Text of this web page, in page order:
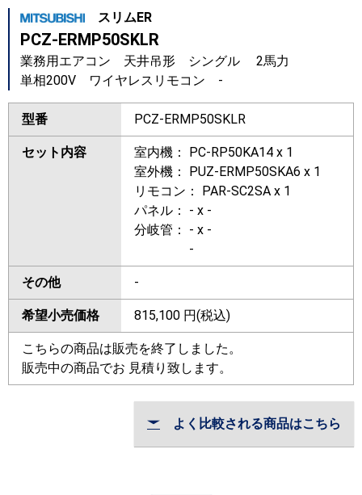
スリムER
PCZ-ERMP50SKLR
業務用エアコン 天井吊形 シングル 2馬力
単相200V ワイヤレスリモコン -
型番 PCZ-ERMP50SKLR
セット内容
室内機： PC-RP50KA14 x 1
室外機： PUZ-ERMP50SKA6 x 1
リモコン： PAR-SC2SA x 1
パネル： - x -
分岐管： - x -
-
その他 -
希望小売価格 815,100 円(税込)
こちらの商品は販売を終了しました。
販売中の商品でお 見積り致します。
よく比較される商品はこちら